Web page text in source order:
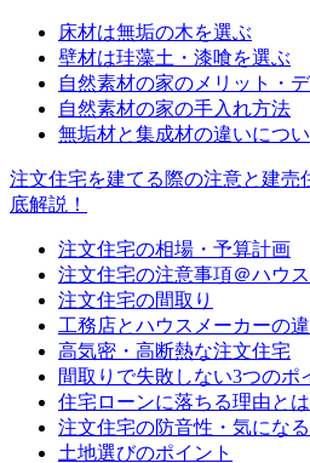
床材は無垢の木を選ぶ
壁材は珪藻土・漆喰を選ぶ
自然素材の家のメリット・
自然素材の家の手入れ方法
無垢材と集成材の違いにつ
注文住宅を建てる際の注意と建売
底解説！
注文住宅の相場・予算計画
注文住宅の注意事項＠ハウ
注文住宅の間取り
工務店とハウスメーカーの
高気密・高断熱な注文住宅
間取りで失敗しない3つのポ
住宅ローンに落ちる理由とは
注文住宅の防音性・気にな
土地選びのポイント